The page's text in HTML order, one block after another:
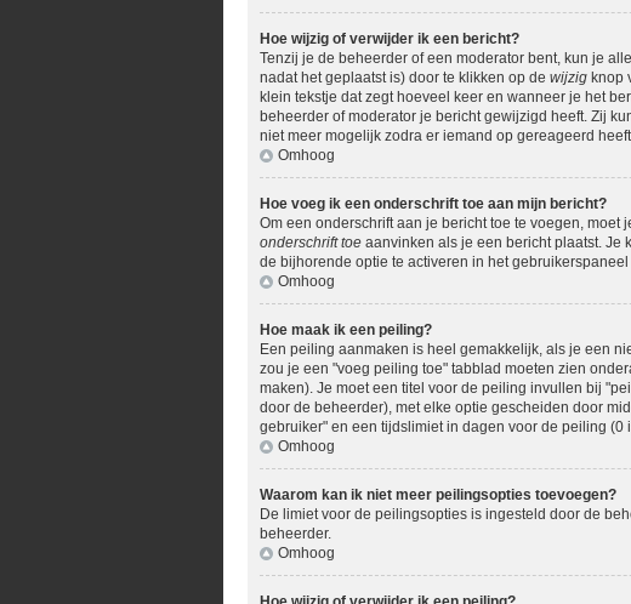
Hoe wijzig of verwijder ik een bericht?
Tenzij je de beheerder of een moderator bent, kun je
nadat het geplaatst is) door te klikken op de wijzigknop
klein tekstje dat zegt hoeveel keer en wanneer je het
beheerder of moderator je bericht gewijzigd heeft. Zij
niet meer mogelijk zodra er iemand op gereageerd
Omhoog
Hoe voeg ik een onderschrift toe aan mijn bericht?
Om een onderschrift aan je bericht toe te voegen,
onderschrift toeaanvinken als je een bericht plaatst. Je
de bijhorende optie te activeren in het
Omhoog
Hoe maak ik een peiling?
Een peiling aanmaken is heel gemakkelijk, als je een
zou je een "voeg peiling toe" tabblad moeten zien
maken). Je moet een titel voor de peiling invullen bij
door de beheerder), met elke optie gescheiden door
gebruiker" en een tijdslimiet in dagen voor de peiling
Omhoog
Waarom kan ik niet meer peilingsopties toevoegen?
De limiet voor de peilingsopties is ingesteld door de
beheerder.
Omhoog